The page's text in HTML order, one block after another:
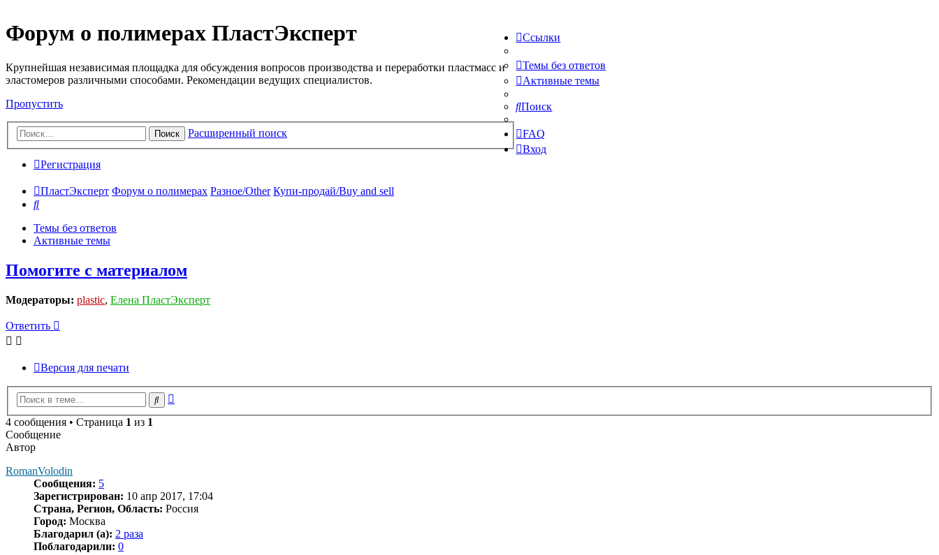
Форум о полимерах ПластЭксперт
Крупнейшая независимая площадка для обсуждения вопросов производства и переработки пластмасс и
эластомеров различными способами. Рекомендации ведущих специалистов.
Пропустить
Поиск Расширенный поиск
Ссылки
Темы без ответов
Активные темы
Поиск
FAQ
Вход
Регистрация
ПластЭксперт Форум о полимерах Разное/Other Купи-продай/Buy and sell
Поиск
Темы без ответов
Активные темы
Помогите с материалом
Модераторы: plastic, Елена ПластЭксперт
Ответить
Версия для печати
Поиск
4 сообщения • Страница 1 из 1
Сообщение
Автор
RomanVolodin
Сообщения: 5
Зарегистрирован: 10 апр 2017, 17:04
Страна, Регион, Область: Россия
Город: Москва
Благодарил (а): 2 раза
Поблагодарили: 0